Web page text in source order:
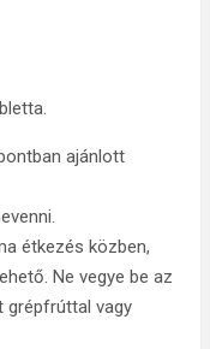
ajánlott
étkezés közben,
Ne vegye be az
grépfrúttal vagy